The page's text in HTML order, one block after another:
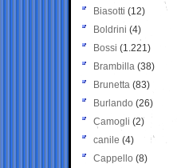
Biasotti (12)
Boldrini (4)
Bossi (1.221)
Brambilla (38)
Brunetta (83)
Burlando (26)
Camogli (2)
canile (4)
Cappello (8)